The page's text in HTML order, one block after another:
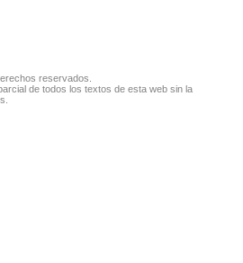
reservados.
de todos los textos de esta web sin la